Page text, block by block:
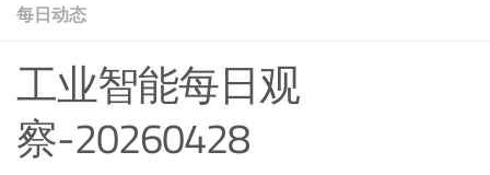
每日动态
工业智能每日观
察-20260428